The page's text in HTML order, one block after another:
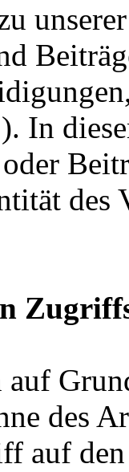
In
des
des
auf